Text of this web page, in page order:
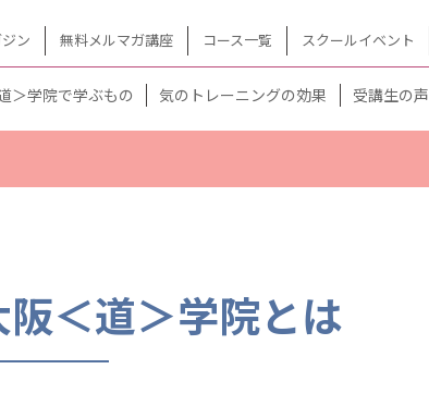
ン 無料メルマガ講座 コース一覧 スクールイベント
＞学院で学ぶもの 気のトレーニングの効果 受講生の声
＜道＞学院とは